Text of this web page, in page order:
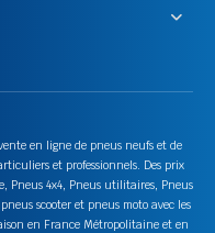
en ligne de pneus neufs et de
et professionnels. Des prix
Pneus 4x4, Pneus utilitaires, Pneus
scooter et pneus moto avec les
en France Métropolitaine et en